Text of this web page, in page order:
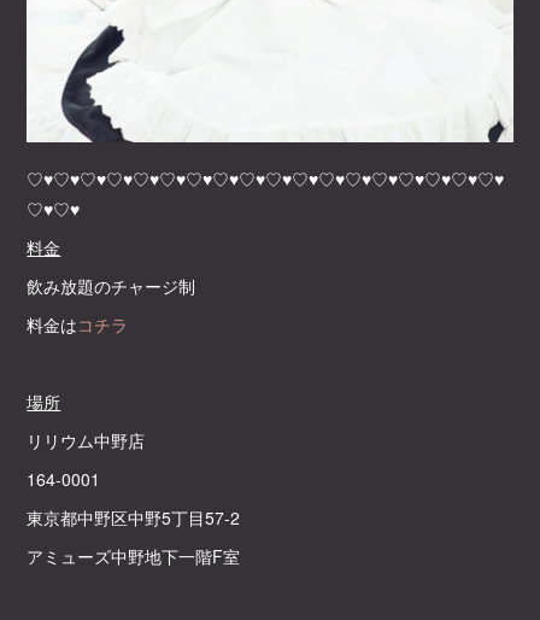
♡♥♡♥♡♥♡♥♡♥♡♥♡♥♡♥♡♥♡♥♡♥♡♥♡♥♡♥♡♥♡♥♡♥♡♥
♡♥♡♥
料金
飲み放題のチャージ制
料金はコチラ
場所
リリウム中野店
164-0001
東京都中野区中野5丁目57-2
アミューズ中野地下一階F室